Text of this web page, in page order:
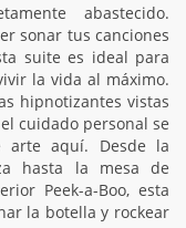
abastecido.
sonar tus canciones
suite es ideal para
la vida al máximo.
hipnotizantes vistas
cuidado personal se
arte aquí. Desde la
hasta la mesa de
Peek-a-Boo, esta
la botella y rockear